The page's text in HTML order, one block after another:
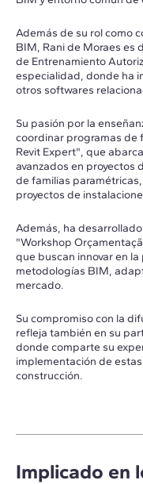
Además de su rol como
BIM, Rani de Moraes es
de Entrenamiento
especialidad, donde ha
otros softwares
Su pasión por la
coordinar programas de
Revit Expert", que
avanzados en proyectos
de familias
proyectos de
Además, ha
"Workshop
que buscan innovar en
metodologías BIM,
mercado.
Su compromiso con la
refleja también en su
donde comparte su
implementación de
construcción.
Implicado en